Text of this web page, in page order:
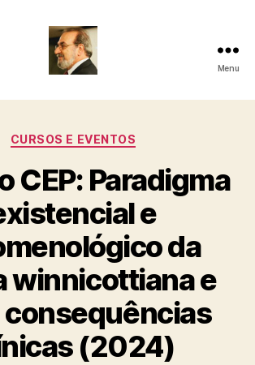
-
Psicanalista
e
Terapeuta
Familiar
Menu
Categorias
CURSOS E EVENTOS
CEP: Paradigma
e
da
winnicottiana e
consequências
(2024)